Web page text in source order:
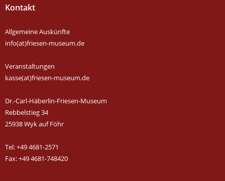
Kontakt
Allgemeine Auskünfte
info(at)friesen-museum.de
Veranstaltungen
kasse(at)friesen-museum.de
Dr.-Carl-Häberlin-Friesen-Museum
Rebbelstieg 34
25938 Wyk auf Föhr
Tel: +49 4681-2571
Fax: +49 4681-748420